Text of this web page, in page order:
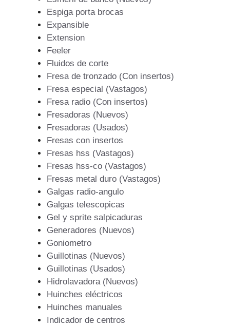
Espiga porta brocas
Expansible
Extension
Feeler
Fluidos de corte
Fresa de tronzado (Con insertos)
Fresa especial (Vastagos)
Fresa radio (Con insertos)
Fresadoras (Nuevos)
Fresadoras (Usados)
Fresas con insertos
Fresas hss (Vastagos)
Fresas hss-co (Vastagos)
Fresas metal duro (Vastagos)
Galgas radio-angulo
Galgas telescopicas
Gel y sprite salpicaduras
Generadores (Nuevos)
Goniometro
Guillotinas (Nuevos)
Guillotinas (Usados)
Hidrolavadora (Nuevos)
Huinches eléctricos
Huinches manuales
Indicador de centros